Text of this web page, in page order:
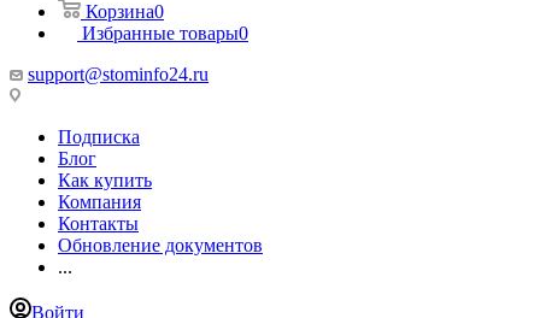
Корзина0
Избранные товары0
support@stominfo24.ru
Подписка
Блог
Как купить
Компания
Контакты
Обновление документов
...
Войти